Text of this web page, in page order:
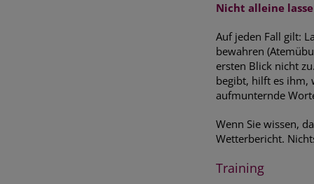
Nicht alleine
Auf jeden Fall gilt:
bewahren
ersten Blick nicht
begibt, hilft es ihm,
aufmunternde
Wenn Sie wissen,
Wetterbericht.
Training